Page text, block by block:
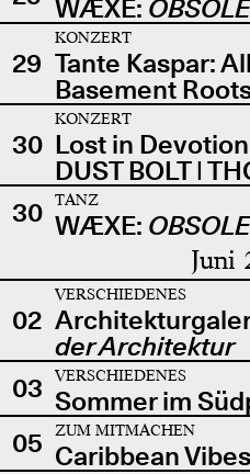
WÆXE:
29
KONZERT
Tante Kaspar:
Basement
30
KONZERT
Lost in
DUST BOLT |
30
TANZ
WÆXE:
Juni
02
VERSCHIEDENES
der Architektur
03
VERSCHIEDENES
Sommer im
05
ZUM MITMACHEN
Caribbean Vibes